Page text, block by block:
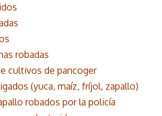
robadas
cultivos de pancoger
(yuca, maíz, fríjol, zapallo)
robados por la policía